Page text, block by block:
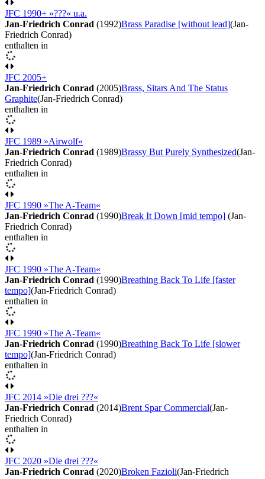
JFC 1990+ »???« u.a.
Jan-Friedrich Conrad (1992)Brass Paradise [without lead](Jan-
Friedrich Conrad)
enthalten in
JFC 2005+
Jan-Friedrich Conrad (2005)Brass, Sitars And The Status
Graphite(Jan-Friedrich Conrad)
enthalten in
JFC 1989 »Airwolf«
Jan-Friedrich Conrad (1989)Brassy But Purely Synthesized(Jan-
Friedrich Conrad)
enthalten in
JFC 1990 »The A-Team«
Jan-Friedrich Conrad (1990)Break It Down [mid tempo] (Jan-
Friedrich Conrad)
enthalten in
JFC 1990 »The A-Team«
Jan-Friedrich Conrad (1990)Breathing Back To Life [faster
tempo](Jan-Friedrich Conrad)
enthalten in
JFC 1990 »The A-Team«
Jan-Friedrich Conrad (1990)Breathing Back To Life [slower
tempo](Jan-Friedrich Conrad)
enthalten in
JFC 2014 »Die drei ???«
Jan-Friedrich Conrad (2014)Brent Spar Commercial(Jan-
Friedrich Conrad)
enthalten in
JFC 2020 »Die drei ???«
Jan-Friedrich Conrad (2020)Broken Fazioli(Jan-Friedrich